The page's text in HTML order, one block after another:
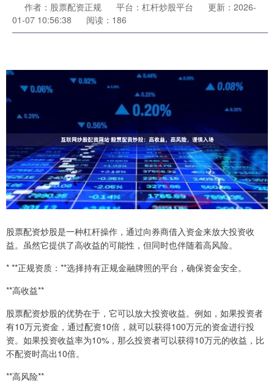
作者：股票配资正规 平台：杠杆炒股平台
更新：2026-
01-07 10:56:38
阅读：186
股票配资炒股是一种杠杆操作，通过向券商借入资金来放大投资收
益。虽然它提供了高收益的可能性，但同时也伴随着高风险。
* **正规资质：**选择持有正规金融牌照的平台，确保资金安全。
**高收益**
股票配资炒股的优势在于，它可以放大投资收益。例如，如果投资者
有10万元资金，通过配资10倍，就可以获得100万元的资金进行投
资。如果投资收益率为10%，那么投资者可以获得10万元的收益，比
不配资时高出10倍。
**高风险**